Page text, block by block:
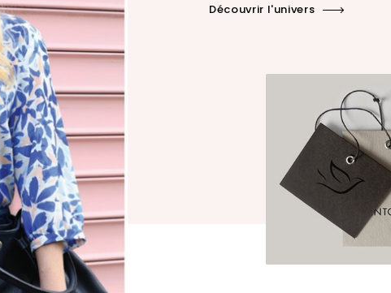
Découvrir l'univers